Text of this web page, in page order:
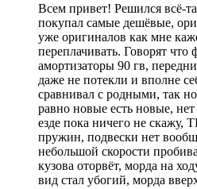
Всем привет! Решился всё-
покупал самые дешёвые,
уже оригиналов как мне
переплачивать. Говорят
амортизаторы 90 гв,
даже не потекли и вполне
сравнивал с родными, так
равно новые есть новые,
езде пока ничего не скажу,
пружин, подвески нет
небольшой скорости
кузова оторвёт, морда на
вид стал убогий, морда